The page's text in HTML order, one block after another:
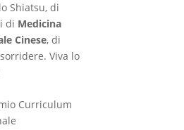
Shiatsu, di
di Medicina
Cinese, di
Viva lo
Curriculum